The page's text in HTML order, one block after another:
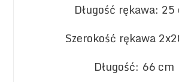
Długość rękawa:
Szerokość rękawa
Długość: 66 cm